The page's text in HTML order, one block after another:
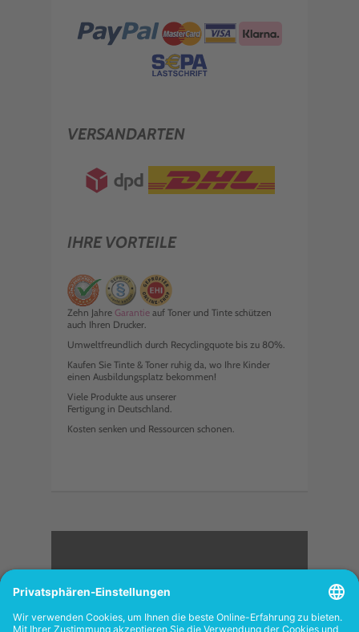
VERSANDARTEN
IHRE VORTEILE
Zehn Jahre Garantie auf Toner und Tinte schützen
auch Ihren Drucker.
Umweltfreundlich durch Recyclingquote bis zu 80%.
Kaufen Sie Tinte & Toner ruhig da, wo Ihre Kinder
einen Ausbildungsplatz bekommen!
Viele Produkte aus unserer
Fertigung in Deutschland.
Kosten senken und Ressourcen schonen.
<